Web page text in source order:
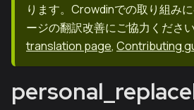
ります。Crowdinでの取り組み
ージの翻訳改善にご協力ください
translation page, Contributing